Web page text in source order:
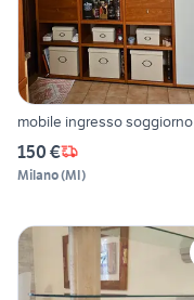
mobile ingresso soggiorno
150 €
Milano(MI)